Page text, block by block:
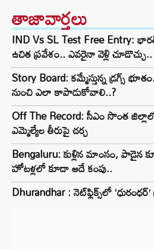
తాజావార్తలు
IND Vs SL Test Free Entry:
ఉచిత ప్రవేశం.. ఎవరైనా వెళ్లి చూడొచ్చు..
Story Board: కమ్మేస్తున్న డ్రగ్స్
నుంచి ఎలా కాపాడుకోవాలి..?
Off The Record: సీఎం సొంత
ఎమ్మెల్యేల తీరుపై చర్చ
Bengaluru: కుళ్లిన మాంసం, పాడైన
హోటళ్లలో కూడా అదే కంపు..
Dhurandhar : నెట్‌ఫ్లిక్స్‌లో ‘ధురంధర్’